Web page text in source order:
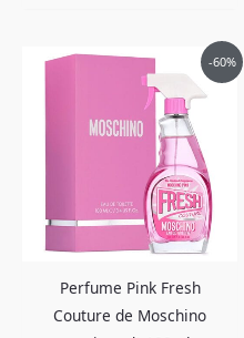
-60%
Perfume Pink Fresh
Couture de Moschino
El
precio
original
era:
$499,000.
precio
actual
es:
$198,900.